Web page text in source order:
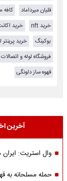
قلیان میرداماد
کافه
خرید nft
خرید
بوکینگ
خرید پرینتر
فروشگاه لوله و اتصالات
قهوه ساز دلونگی
آخرین
وال استریت: ایران
حمله مسلحانه به